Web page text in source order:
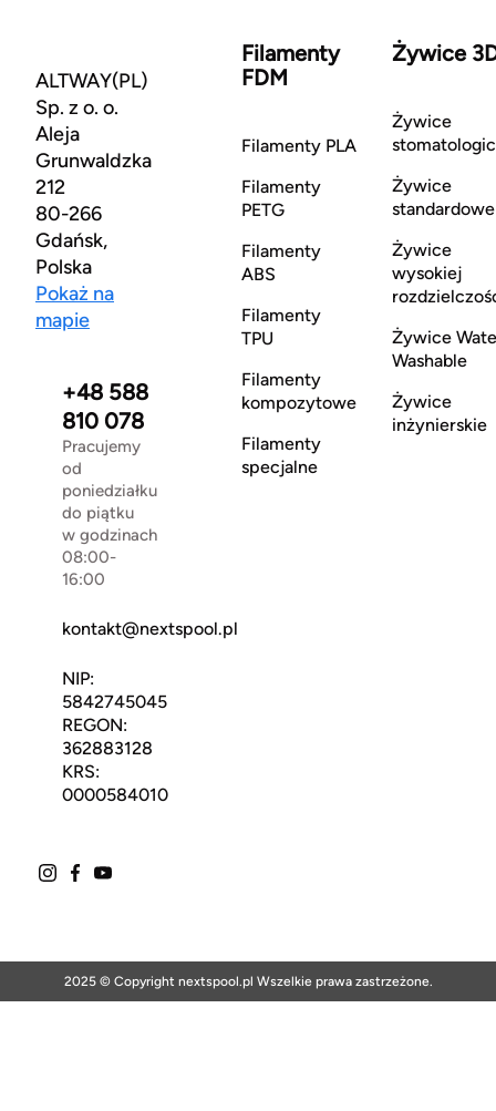
ALTWAY(PL)
Sp. z o. o.
Aleja
Grunwaldzka
212
80-266
Gdańsk,
Polska
Pokaż na
mapie
+48 588
810 078
Pracujemy
od
poniedziałku
do piątku
w godzinach
08:00-
16:00
kontakt@nextspool.pl
NIP:
5842745045
REGON:
362883128
KRS:
0000584010
Filamenty
FDM
Filamenty PLA
Filamenty
PETG
Filamenty
ABS
Filamenty
TPU
Filamenty
kompozytowe
Filamenty
specjalne
Żywice
Żywice
Żywice
standardowe
Żywice
wysokiej
Żywice
Washable
Żywice
inżynierskie